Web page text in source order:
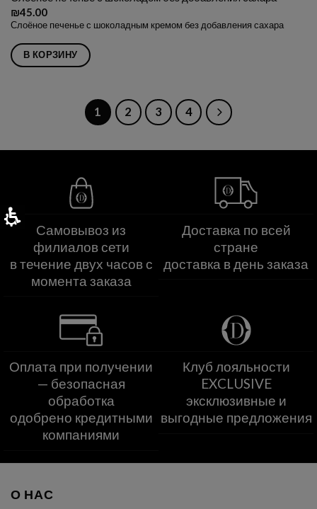
₪45.00
Слоёное печенье с шоколадным кремом без добавления сахара
В КОРЗИНУ
1 2 3 4
Самовывоз из
филиалов сети
в течение двух часов с
момента заказа
Доставка по всей
стране
доставка в день заказа
Оплата при получении
— безопасная
обработка
одобрено кредитными
компаниями
Клуб лояльности
EXCLUSIVE
эксклюзивные и
выгодные предложения
О НАС